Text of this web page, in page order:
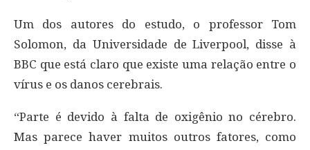
Um dos autores do estudo, o professor Tom
Solomon, da Universidade de Liverpool, disse à
BBC que está claro que existe uma relação entre o
vírus e os danos cerebrais.
“Parte é devido à falta de oxigênio no cérebro.
Mas parece haver muitos outros fatores, como